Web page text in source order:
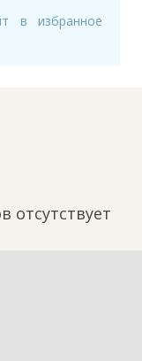
в избранное
отсутствует